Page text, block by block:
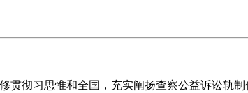
彻习思惟和全国，充实阐扬查察公益诉讼轨制